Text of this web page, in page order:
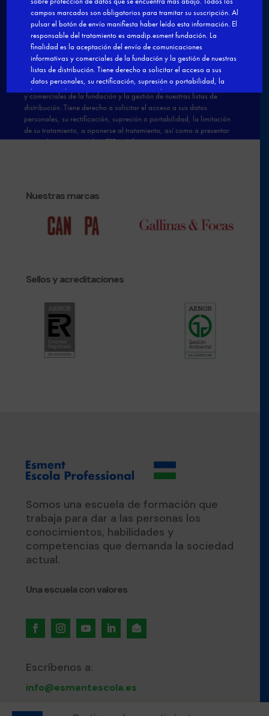
Nuestras marcas
Sellos y acreditaciones
Somos una escuela de formación que
trabaja para dar a las personas los
conocimientos, habilidades y
competencias que demanda la sociedad
actual.
Una escuela con valores

Escríbenos a:
info@esmentescola.es